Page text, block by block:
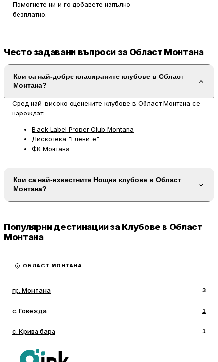
Помогнете ни и го добавете напълно
безплатно.
Често задавани въпроси за Област Монтана
Кои са най-добре класираните клубове в Област
Монтана?
Сред най-високо оценените клубове в Област Монтана се
нареждат:
Black Label Proper Club Montana
Дискотека "Елените"
ФК Монтана
Кои са най-известните Нощни клубове в Област
Монтана?
Популярни дестинации за Клубове в Област
Монтана
ОБЛАСТ МОНТАНА
гр. Монтана 3
с. Говежда 1
с. Крива бара 1